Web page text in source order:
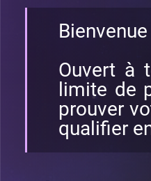
Ouvert à
limite de
prouver
qualifier